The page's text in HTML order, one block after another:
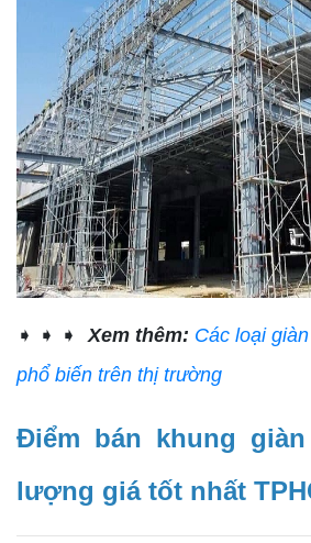
➧ ➧ ➧Xem thêm: Các loại
phổ biến trên thị trường
Điểm bán khung
lượng giá tốt nhất